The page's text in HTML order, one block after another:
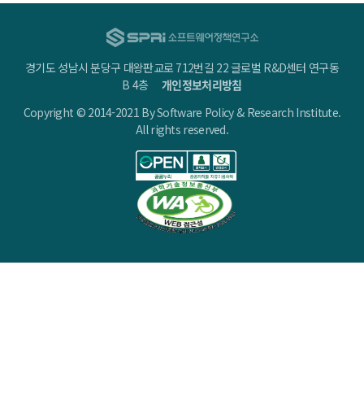
경기도 성남시 분당구 대왕판교로 712번길 22 글로벌 R&D센터 연구동
B 4층개인정보처리방침
Copyright © 2014-2021 By Software Policy & Research Institute.
All rights reserved.